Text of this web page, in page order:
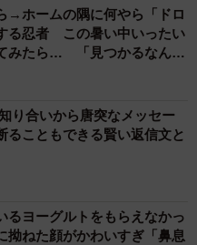
して一番多い価格帯が
いう事を踏まえると、実際
にギャップがあり、今よ
が多いことがうかがえま
ついて「わからない」と
うです。
→ホームの隅に何やら「ドロ
る忍者 この暑い中いったい
みたら… 「見つかるなんて
り合いから唐突なメッセー
こともできる賢い返信文と
るヨーグルトをもらえなかっ
拗ねた顔がかわいすぎ「鼻息